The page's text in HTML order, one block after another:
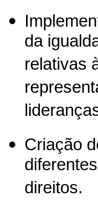
da
relativas
Criação
direitos.